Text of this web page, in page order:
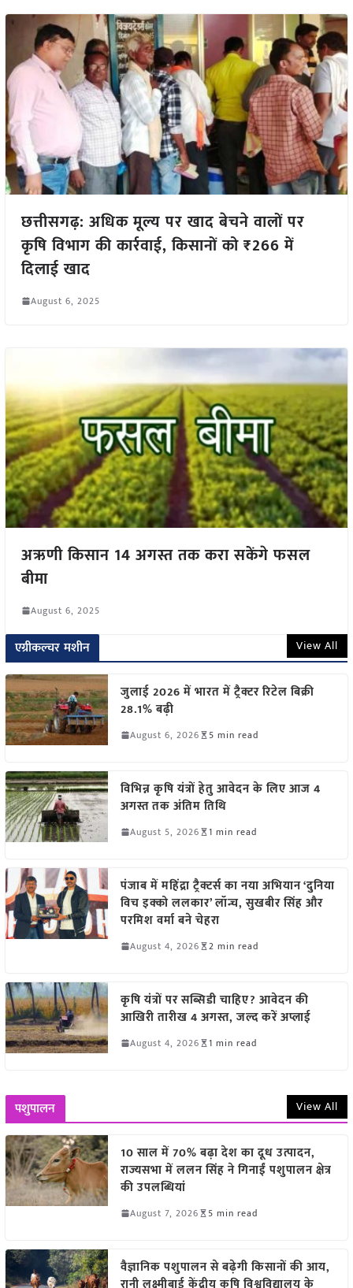
छत्तीसगढ़: अधिक मूल्य पर खाद बेचने वालों पर
कृषि विभाग की कार्रवाई, किसानों को ₹266 में
दिलाई खाद
August 6, 2025
अऋणी किसान 14 अगस्त तक करा सकेंगे फसल
बीमा
August 6, 2025
एग्रीकल्चर मशीन View All
जुलाई 2026 में भारत में ट्रैक्टर रिटेल बिक्री
28.1% बढ़ी
August 6, 2026 5 min read
विभिन्न कृषि यंत्रों हेतु आवेदन के लिए आज 4
अगस्त तक अंतिम तिथि
August 5, 2026 1 min read
पंजाब में महिंद्रा ट्रैक्टर्स का नया अभियान ‘दुनिया
विच इक्को ललकार’ लॉन्च, सुखबीर सिंह और
परमिश वर्मा बने चेहरा
August 4, 2026 2 min read
कृषि यंत्रों पर सब्सिडी चाहिए? आवेदन की
आखिरी तारीख 4 अगस्त, जल्द करें अप्लाई
August 4, 2026 1 min read
पशुपालन View All
10 साल में 70% बढ़ा देश का दूध उत्पादन,
राज्यसभा में ललन सिंह ने गिनाईं पशुपालन क्षेत्र
की उपलब्धियां
August 7, 2026 5 min read
वैज्ञानिक पशुपालन से बढ़ेगी किसानों की आय,